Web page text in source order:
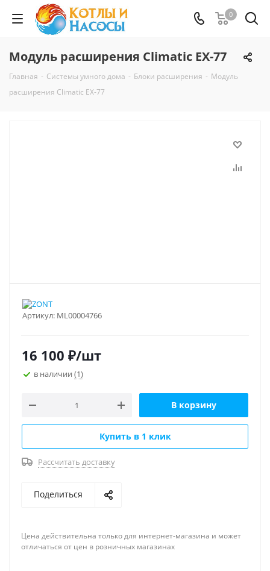
0
Модуль расширения Climatic EX-77
Главная - Системы умного дома - Блоки расширения - Модуль
расширения Climatic EX-77
Артикул: ML00004766
16 100 ₽/шт
в наличии (1)
В корзину
Купить в 1 клик
Рассчитать доставку
Поделиться
Цена действительна только для интернет-магазина и может
отличаться от цен в розничных магазинах